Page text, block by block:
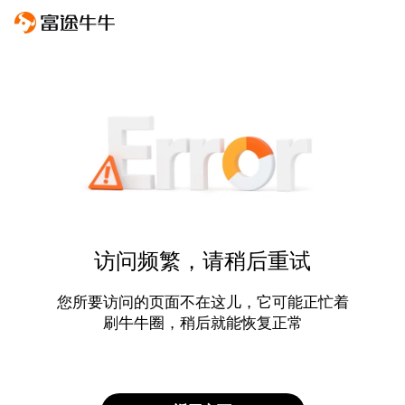
访问频繁，请稍后重试
您所要访问的页面不在这儿，它可能正忙着
刷牛牛圈，稍后就能恢复正常